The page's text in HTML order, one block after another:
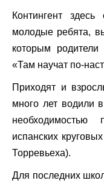
Контингент
молодые ребята,
которым родители
«Там научат по-
Приходят и
много лет водили
необходимостью
испанских
Торревьеха).
Для последних